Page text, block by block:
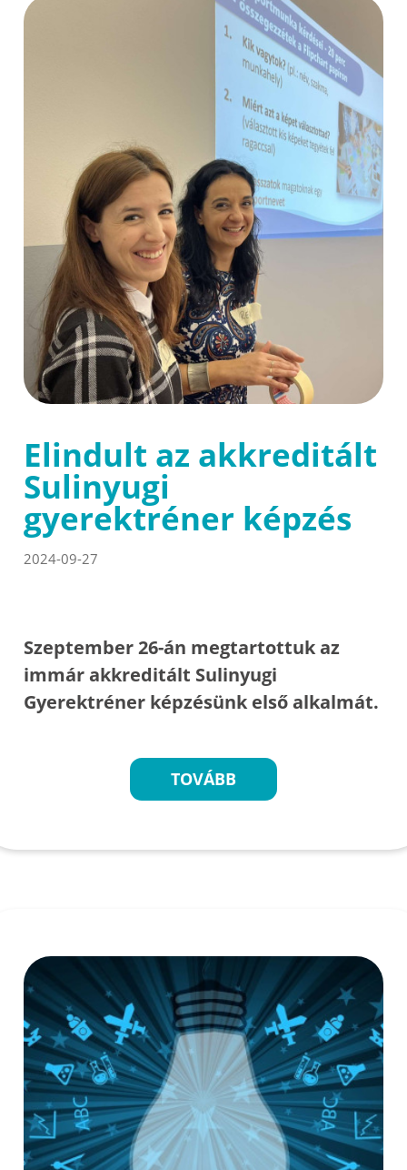
Elindult az akkreditált
Sulinyugi
gyerektréner képzés
2024-09-27
Szeptember 26-án megtartottuk az
immár akkreditált Sulinyugi
Gyerektréner képzésünk első alkalmát.
TOVÁBB